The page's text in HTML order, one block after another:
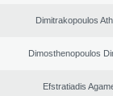
Dimitrakopoulos
Dimosthenopoulos
Efstratiadis